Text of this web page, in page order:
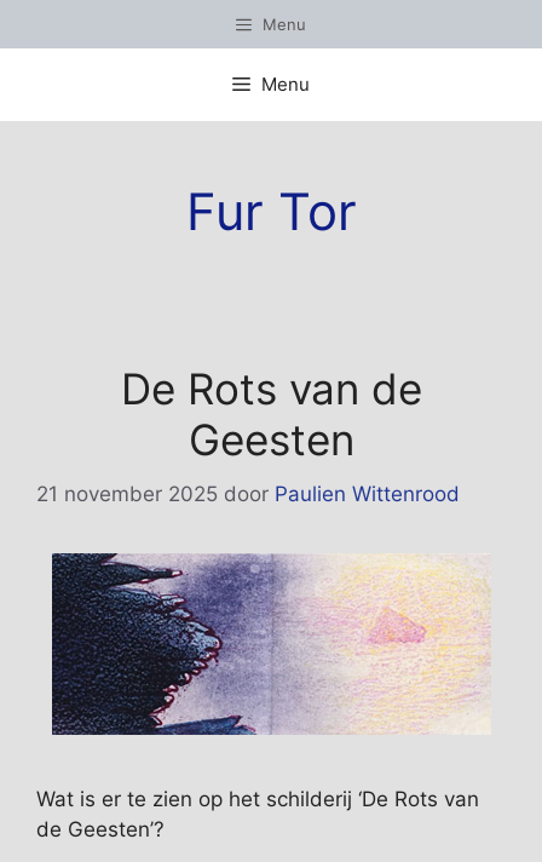
naar
Menu
Menu
Fur Tor
De Rots van de
Geesten
21 november 2025 door Paulien Wittenrood
Wat is er te zien op het schilderij ‘De Rots van
de Geesten’?